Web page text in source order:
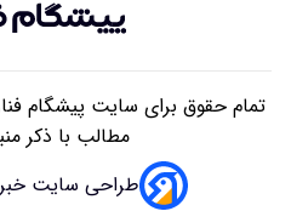
تمام حقوق برای سایت پیشگام
مطالب با ذکر
طراحی سایت